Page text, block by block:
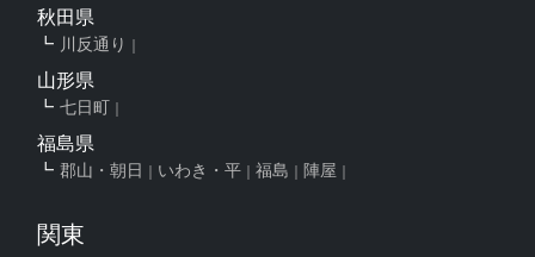
秋田県
川反通り
山形県
七日町
福島県
郡山・朝日 いわき・平 福島 陣屋
関東